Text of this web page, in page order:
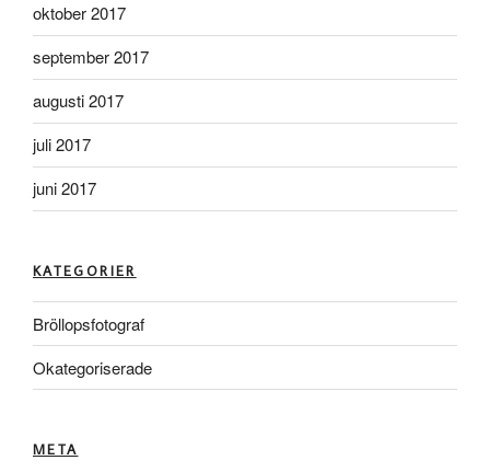
oktober 2017
september 2017
augusti 2017
juli 2017
juni 2017
KATEGORIER
Bröllopsfotograf
Okategoriserade
META